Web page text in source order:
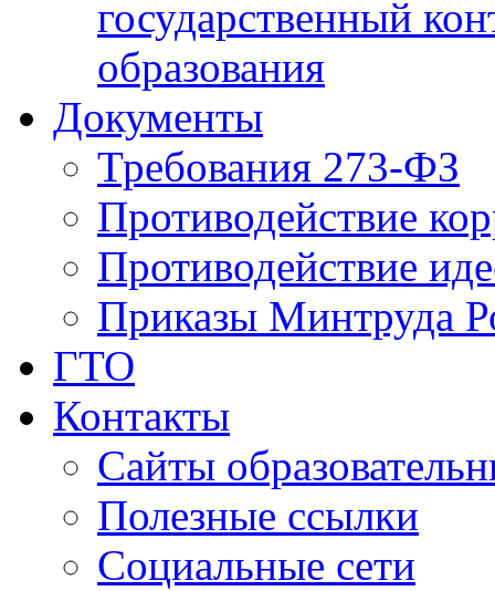
государственный
образования
Документы
Требования 273-ФЗ
Противодействие
Противодействие
Приказы Минтруда
ГТО
Контакты
Сайты
Полезные ссылки
Социальные сети